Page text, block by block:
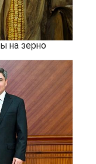
на зерно